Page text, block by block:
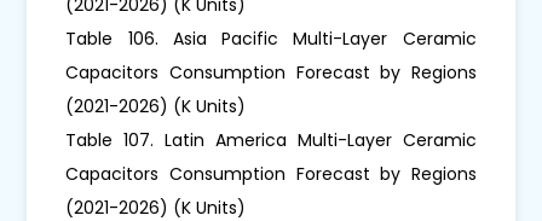
Table 106. Asia Pacific Multi-Layer Ceramic
Capacitors Consumption Forecast by Regions
(2021-2026) (K Units)
Table 107. Latin America Multi-Layer Ceramic
Capacitors Consumption Forecast by Regions
(2021-2026) (K Units)